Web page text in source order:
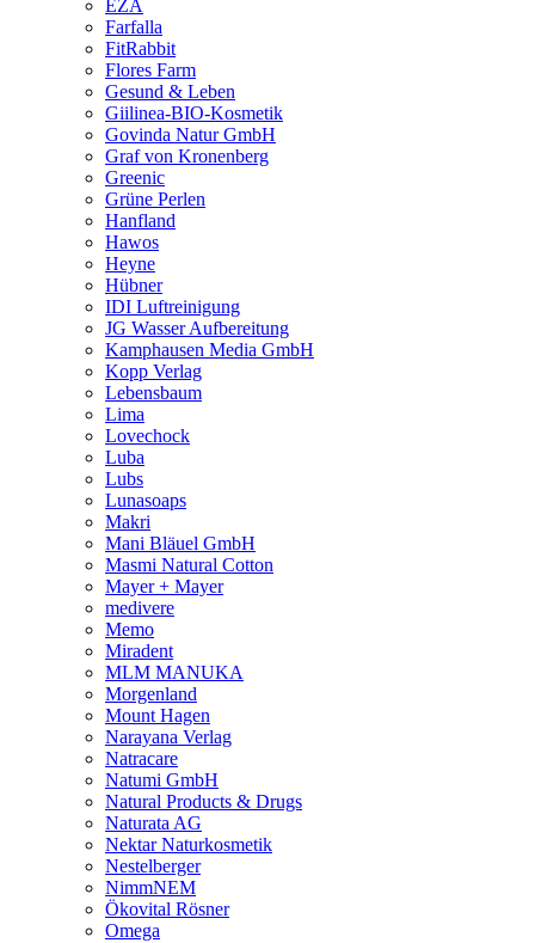
EZA
Farfalla
FitRabbit
Flores Farm
Gesund & Leben
Giilinea-BIO-Kosmetik
Govinda Natur GmbH
Graf von Kronenberg
Greenic
Grüne Perlen
Hanfland
Hawos
Heyne
Hübner
IDI Luftreinigung
JG Wasser Aufbereitung
Kamphausen Media GmbH
Kopp Verlag
Lebensbaum
Lima
Lovechock
Luba
Lubs
Lunasoaps
Makri
Mani Bläuel GmbH
Masmi Natural Cotton
Mayer + Mayer
medivere
Memo
Miradent
MLM MANUKA
Morgenland
Mount Hagen
Narayana Verlag
Natracare
Natumi GmbH
Natural Products & Drugs
Naturata AG
Nektar Naturkosmetik
Nestelberger
NimmNEM
Ökovital Rösner
Omega